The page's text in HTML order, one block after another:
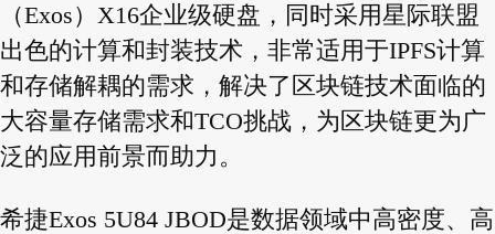
（Exos）X16企业级硬盘，同时采用星际联盟
出色的计算和封装技术，非常适用于IPFS计算
和存储解耦的需求，解决了区块链技术面临的
大容量存储需求和TCO挑战，为区块链更为广
泛的应用前景而助力。
希捷Exos 5U84 JBOD是数据领域中高密度、高